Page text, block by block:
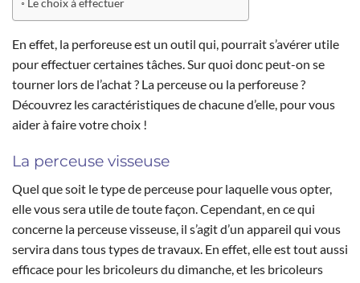
Le choix à effectuer
En effet, la perforeuse est un outil qui, pourrait s’avérer utile
pour effectuer certaines tâches. Sur quoi donc peut-on se
tourner lors de l’achat ? La perceuse ou la perforeuse ?
Découvrez les caractéristiques de chacune d’elle, pour vous
aider à faire votre choix !
La perceuse visseuse
Quel que soit le type de perceuse pour laquelle vous opter,
elle vous sera utile de toute façon. Cependant, en ce qui
concerne la perceuse visseuse, il s’agit d’un appareil qui vous
servira dans tous types de travaux. En effet, elle est tout aussi
efficace pour les bricoleurs du dimanche, et les bricoleurs